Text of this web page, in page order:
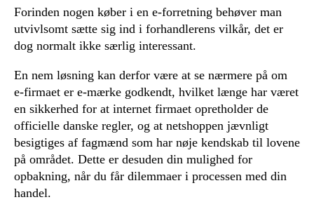
Forinden nogen køber i en e-forretning behøver man
utvivlsomt sætte sig ind i forhandlerens vilkår, det er
dog normalt ikke særlig interessant.
En nem løsning kan derfor være at se nærmere på om
e-firmaet er e-mærke godkendt, hvilket længe har været
en sikkerhed for at internet firmaet opretholder de
officielle danske regler, og at netshoppen jævnligt
besigtiges af fagmænd som har nøje kendskab til lovene
på området. Dette er desuden din mulighed for
opbakning, når du får dilemmaer i processen med din
handel.